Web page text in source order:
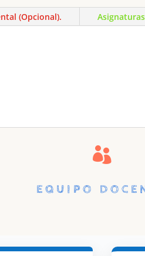
(Opcional).

EQUIPO